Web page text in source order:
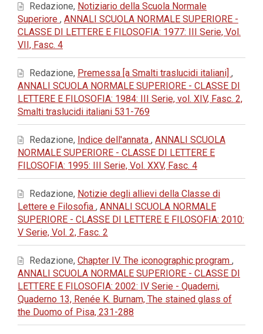
Redazione, Notiziario della Scuola Normale
Superiore , ANNALI SCUOLA NORMALE SUPERIORE -
CLASSE DI LETTERE E FILOSOFIA: 1977: III Serie, Vol.
VII, Fasc. 4
Redazione, Premessa [a Smalti traslucidi italiani] ,
ANNALI SCUOLA NORMALE SUPERIORE - CLASSE DI
LETTERE E FILOSOFIA: 1984: III Serie, vol. XIV, Fasc. 2,
Smalti traslucidi italiani 531-769
Redazione, Indice dell'annata , ANNALI SCUOLA
NORMALE SUPERIORE - CLASSE DI LETTERE E
FILOSOFIA: 1995: III Serie, Vol. XXV, Fasc. 4
Redazione, Notizie degli allievi della Classe di
Lettere e Filosofia , ANNALI SCUOLA NORMALE
SUPERIORE - CLASSE DI LETTERE E FILOSOFIA: 2010:
V Serie, Vol. 2, Fasc. 2
Redazione, Chapter IV. The iconographic program ,
ANNALI SCUOLA NORMALE SUPERIORE - CLASSE DI
LETTERE E FILOSOFIA: 2002: IV Serie - Quaderni,
Quaderno 13, Renée K. Burnam, The stained glass of
the Duomo of Pisa, 231-288